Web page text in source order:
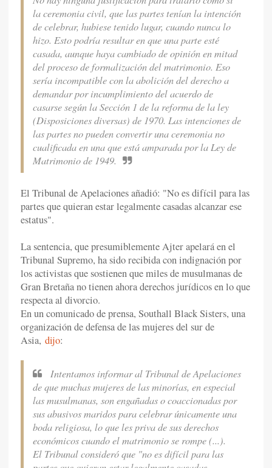
la ceremonia civil, que las partes tenían la intención
de celebrar, hubiese tenido lugar, cuando nunca lo
hizo. Esto podría resultar en que una parte esté
casada, aunque haya cambiado de opinión en mitad
del proceso de formalización del matrimonio. Eso
sería incompatible con la abolición del derecho a
demandar por incumplimiento del acuerdo de
casarse según la Sección 1 de la reforma de la ley
(Disposiciones diversas) de 1970. Las intenciones de
las partes no pueden convertir una ceremonia no
cualificada en una que está amparada por la Ley de
Matrimonio de 1949.
El Tribunal de Apelaciones añadió: "No es difícil para las
partes que quieran estar legalmente casadas alcanzar ese
estatus".
La sentencia, que presumiblemente Ajter apelará en el
Tribunal Supremo, ha sido recibida con indignación por
los activistas que sostienen que miles de musulmanas de
Gran Bretaña no tienen ahora derechos jurídicos en lo que
respecta al divorcio.
En un comunicado de prensa, Southall Black Sisters, una
organización de defensa de las mujeres del sur de
Asia, dijo:
Intentamos informar al Tribunal de Apelaciones
de que muchas mujeres de las minorías, en especial
las musulmanas, son engañadas o coaccionadas por
sus abusivos maridos para celebrar únicamente una
boda religiosa, lo que les priva de sus derechos
económicos cuando el matrimonio se rompe (...).
El Tribunal consideró que "no es difícil para las